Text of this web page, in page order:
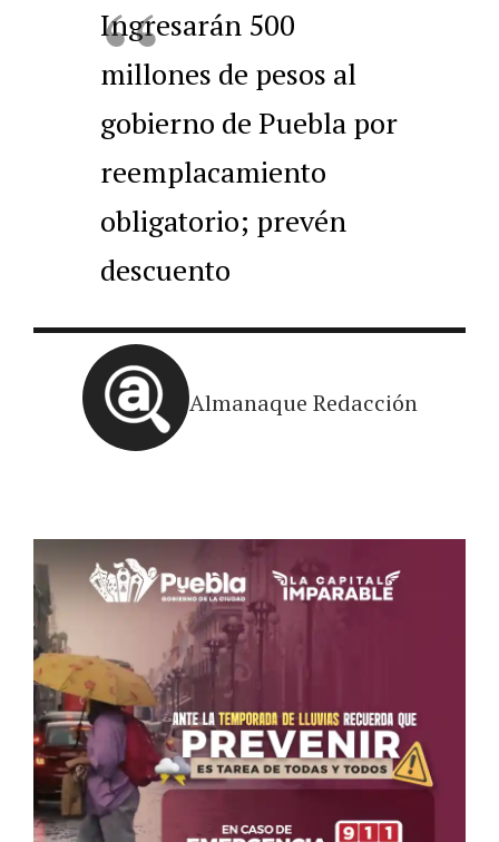
Ingresarán 500
millones de pesos al
gobierno de Puebla por
reemplacamiento
obligatorio; prevén
descuento
Almanaque Redacción